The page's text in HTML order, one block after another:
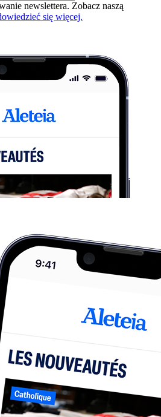
newslettera. Zobacz naszą
się więcej.